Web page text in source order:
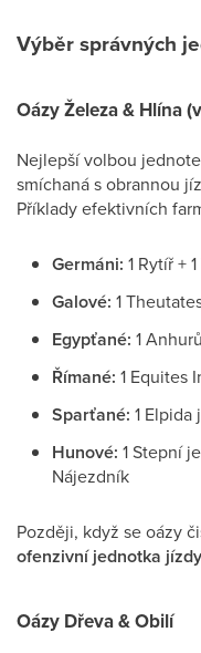
Výběr správných
Oázy Železa & Hlína
Nejlepší volbou
smíchaná s obrannou
Příklady efektivních
Germáni: 1 Rytíř +
Galové: 1
Egypťané: 1
Římané: 1 Equites
Sparťané: 1 Elpida
Hunové: 1 Stepní
Nájezdník
Později, když se oázy
ofenzivní jednotka jízdy
Oázy Dřeva & Obilí